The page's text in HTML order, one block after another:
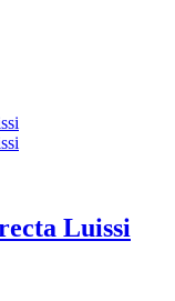
Luissi